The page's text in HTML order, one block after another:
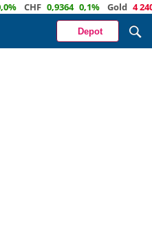
CHF 0,9364 0,1% Gold 4 240 -
Depot